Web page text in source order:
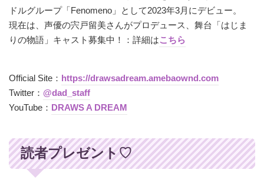
ドルグループ「Fenomeno」として2023年3月にデビュー。
現在は、声優の宍戸留美さんがプロデュース、舞台「はじま
りの物語」キャスト募集中！：詳細はこちら
Official Site： https://drawsadream.amebaownd.com
Twitter： @dad_staff
YouTube： DRAWS A DREAM
読者プレゼント♡